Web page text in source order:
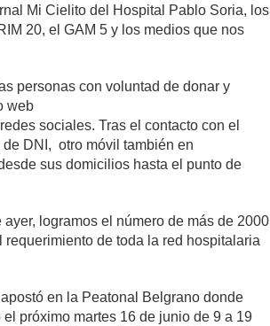
Mi Cielito del Hospital Pablo Soria, los
20, el GAM 5 y los medios que nos
personas con voluntad de donar y
web
sociales. Tras el contacto con el
DNI, otro móvil también en
sus domicilios hasta el punto de
logramos el número de más de 2000
de toda la red hospitalaria
en la Peatonal Belgrano donde
próximo martes 16 de junio de 9 a 19